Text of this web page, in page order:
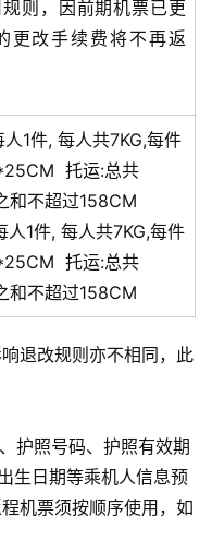
则，因前期机票已更
更改手续费将不再返
人1件, 每人共7KG,每件
托运:总共
和不超过158CM
人1件, 每人共7KG,每件
托运:总共
和不超过158CM
退改规则亦不相同，此
护照号码、护照有效期
生日期等乘机人信息预
机票须按顺序使用，如